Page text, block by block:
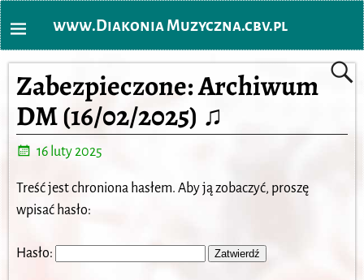
www.Diakonia Muzyczna.cbv.pl
Zabezpieczone: Archiwum
DM (16/02/2025) ♫
16 luty 2025
Treść jest chroniona hasłem. Aby ją zobaczyć, proszę
wpisać hasło:
Hasło: